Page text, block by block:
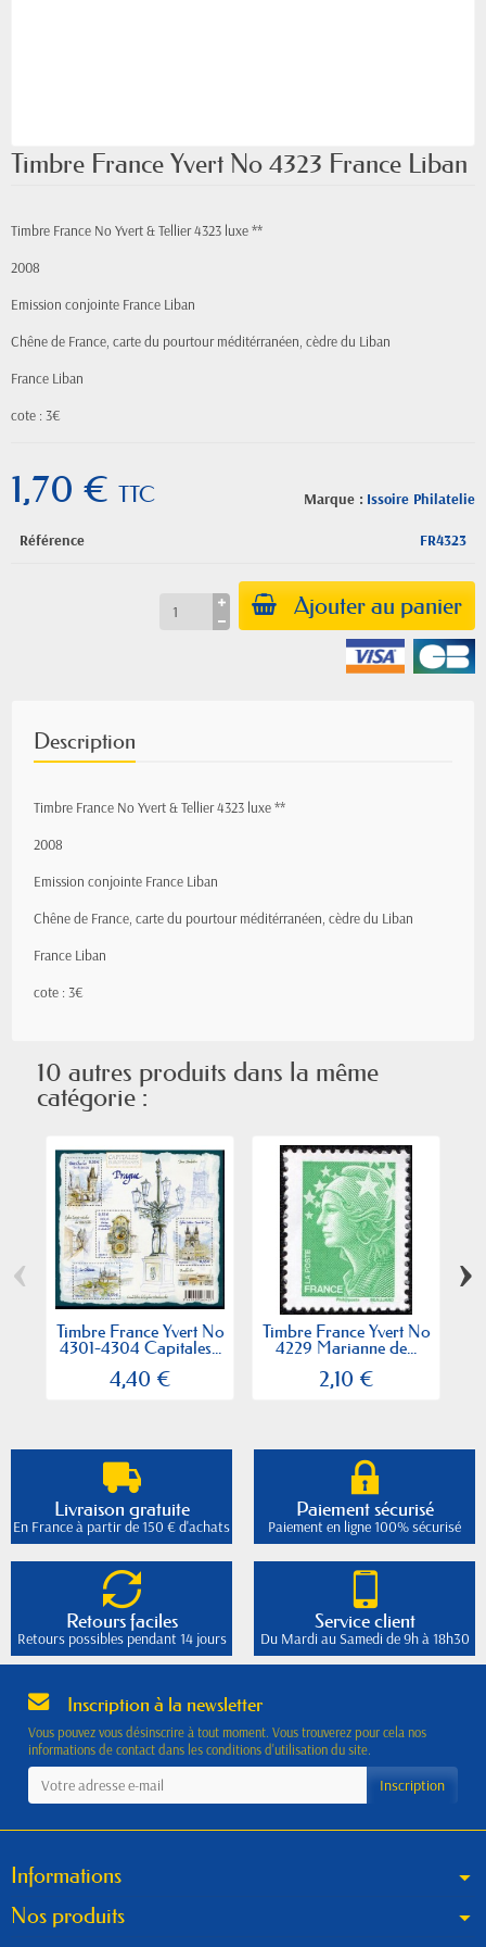
Timbre France Yvert No 4323 France Liban
Timbre France No Yvert & Tellier 4323 luxe **
2008
Emission conjointe France Liban
Chêne de France, carte du pourtour méditérranéen, cèdre du Liban
France Liban
cote : 3€
Marque : Issoire Philatelie
1,70 € TTC
Référence FR4323
Ajouter au panier
Description
Timbre France No Yvert & Tellier 4323 luxe **
2008
Emission conjointe France Liban
Chêne de France, carte du pourtour méditérranéen, cèdre du Liban
France Liban
cote : 3€
10 autres produits dans la même
catégorie :
Timbre France Yvert No
4301-4304 Capitales...
4,40 €
Timbre France Yvert No
4229 Marianne de...
2,10 €
‹ ›
Livraison gratuite
En France à partir de 150 € d'achats
Paiement sécurisé
Paiement en ligne 100% sécurisé
Retours faciles
Retours possibles pendant 14 jours
Service client
Du Mardi au Samedi de 9h à 18h30
Inscription à la newsletter
Vous pouvez vous désinscrire à tout moment. Vous trouverez pour cela nos
informations de contact dans les conditions d'utilisation du site.
Informations
Nos produits